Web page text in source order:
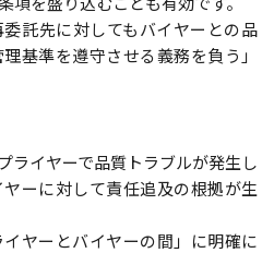
委託先に対してもバイヤーとの品
基準を遵守させる義務を負う」
ライヤーで品質トラブルが発生し
ーに対して責任追及の根拠が生
ヤーとバイヤーの間」に明確に